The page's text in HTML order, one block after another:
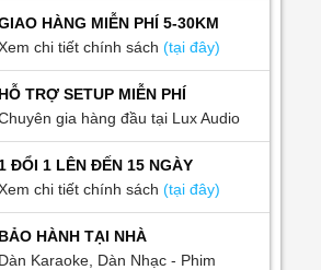
HÀNG MIỄN PHÍ 5-30KM
chi tiết chính sách (tại đây)
HỖ TRỢ SETUP MIỄN PHÍ
gia hàng đầu tại Lux Audio
1 ĐỔI 1 LÊN ĐẾN 15 NGÀY
chi tiết chính sách (tại đây)
BẢO HÀNH TẠI NHÀ
Dàn Karaoke, Dàn Nhạc - Phim